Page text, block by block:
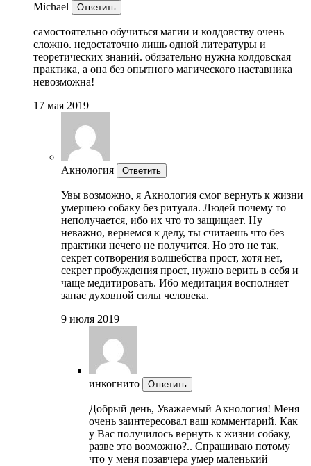
Michaеl Ответить
самостоятельно обучиться магии и колдовству очень
сложно. недостаточно лишь одной литературы и
теоретических знаний. обязательно нужна колдовская
практика, а она без опытного магического наставника
невозможна!
17 мая 2019
Акнология Ответить
Увы возможно, я Акнология смог вернуть к жизни
умершею собаку без ритуала. Людей почему то
неполучается, ибо их что то защищает. Ну
неважно, вернемся к делу, ты считаешь что без
практики нечего не получится. Но это не так,
секрет сотворения волшебства прост, хотя нет,
секрет пробуждения прост, нужно верить в себя и
чаще медитировать. Ибо медитация восполняет
запас духовной силы человека.
9 июля 2019
инкогнито Ответить
Добрый день, Уважаемый Акнология! Меня
очень заинтересовал ваш комментарий. Как
у Вас получилось вернуть к жизни собаку,
разве это возможно?.. Спрашиваю потому
что у меня позавчера умер маленький